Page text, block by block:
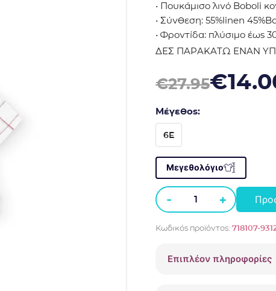
• Πουκάμισο λινό Boboli
• Σύνθεση: 55%linen
• Φροντίδα: πλύσιμο έως
ΔΕΣ ΠΑΡΑΚΑΤΩ ΕΝΑΝ
€27.95
Original price was:
€
Η τρέχουσα τιμή είναι:
Μέγεθος:
6E
Μεγεθολόγιο
-
Πουκάμισο
Boboli
718107
+
Κωδικός προϊόντος: 718107-
Επιπλέον πληροφορίες